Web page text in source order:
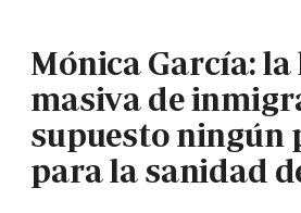
Mónica García:
masiva de
supuesto ningún
para la sanidad